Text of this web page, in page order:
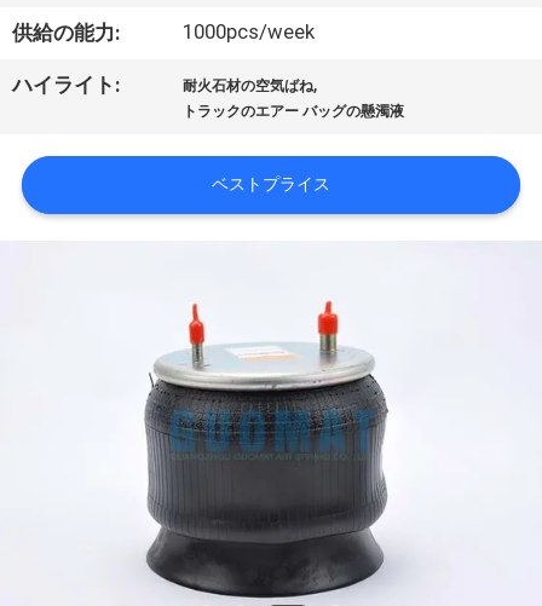
旅
行
品
供給の能力: 1000pcs/week
ハイライト: 耐火石材の空気ばね,
トラックのエアー バッグの懸濁液
ベストプライス